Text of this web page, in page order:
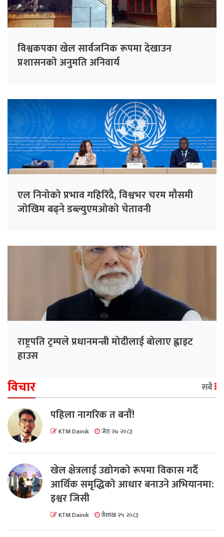
विश्वकपका खेल सार्वजनिक रूपमा देखाउन
प्रशासनको अनुमति अनिवार्य
एल निनोको प्रभाव गहिरिँदै, विश्वभर चरम मौसमी
जोखिम बढ्ने डब्ल्युएमओको चेतावनी
राष्ट्रपति ट्रम्पले प्रधानमन्त्री मोदीलाई बोलाए ह्वाइट
हाउस
विचार सबै
पहिला नागरिक त बनाैं!
KTM Dainik जेठ २७ २०८३
खेल क्षेत्रलाई उद्योगको रूपमा विकास गर्दै
आर्थिक समृद्धिको आधार बनाउने अभियानमा:
इश्वर जिसी
KTM Dainik वैशाख २५ २०८३